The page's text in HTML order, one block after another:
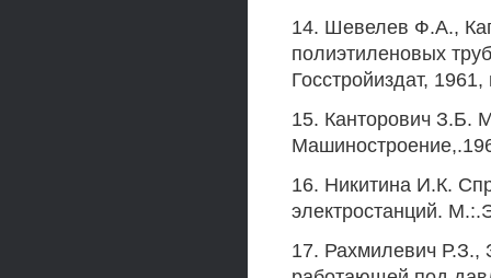
14. Шевелев Ф.А.,
полиэтиленовых
Госстройиздат,
15. Канторович З.Б.
16. Никитина И.К.
электростанций.
17. Рахмилевич Р.З.,